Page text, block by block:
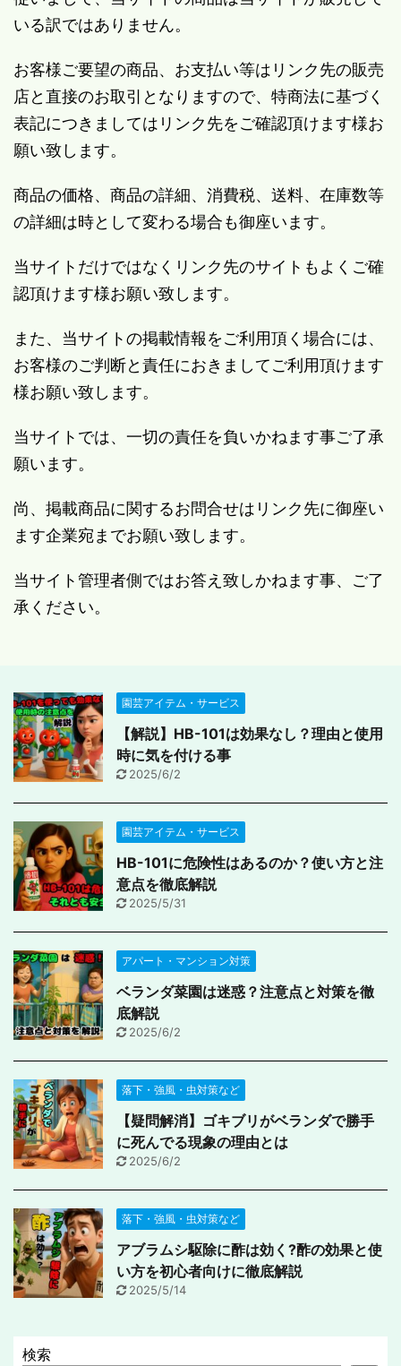
いる訳ではありません。
お客様ご要望の商品、お支払い等はリンク先の販売
店と直接のお取引となりますので、特商法に基づく
表記につきましてはリンク先をご確認頂けます様お
願い致します。
商品の価格、商品の詳細、消費税、送料、在庫数等
の詳細は時として変わる場合も御座います。
当サイトだけではなくリンク先のサイトもよくご確
認頂けます様お願い致します。
また、当サイトの掲載情報をご利用頂く場合には、
お客様のご判断と責任におきましてご利用頂けます
様お願い致します。
当サイトでは、一切の責任を負いかねます事ご了承
願います。
尚、掲載商品に関するお問合せはリンク先に御座い
ます企業宛までお願い致します。
当サイト管理者側ではお答え致しかねます事、ご了
承ください。
園芸アイテム・サービス
【解説】HB-101は効果なし？理由と使用
時に気を付ける事
2025/6/2
園芸アイテム・サービス
HB-101に危険性はあるのか？使い方と注
意点を徹底解説
2025/5/31
アパート・マンション対策
ベランダ菜園は迷惑？注意点と対策を徹
底解説
2025/6/2
落下・強風・虫対策など
【疑問解消】ゴキブリがベランダで勝手
に死んでる現象の理由とは
2025/6/2
落下・強風・虫対策など
アブラムシ駆除に酢は効く?酢の効果と使
い方を初心者向けに徹底解説
2025/5/14
検索